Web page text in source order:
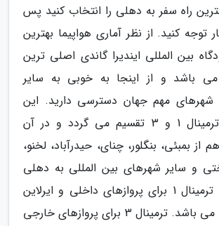
راه سفر به دهلی را انتخاب کنید پس
توجه کنید. از نظر آماری هواپیما بهترین
بین المللی ایندیرا گاندی اصلی ترین
باشد و از اینجا به خوبی به سایر
مهم جهان دسترسی دارید. این
فرودگاه به دو ترمینال 1 و 3 تقسیم می گردد و در آن
از بمبئی، بنگلور، چنای، حیدرآباد، لخنو،
و سایر شهرهای بین المللی به دهلی
انجام می گردد. ترمینال 1 برای پروازهای داخلی و ایرلاین
های ارزان قیمت می باشد. ترمینال 3 برای پروازهای خارجی